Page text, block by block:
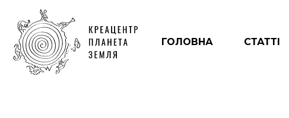
ГОЛОВНА СТАТТІ